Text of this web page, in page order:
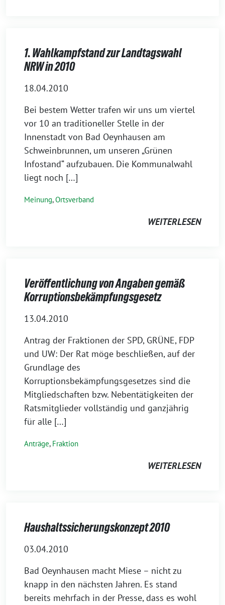
1. Wahlkampfstand zur Landtagswahl
NRW in 2010
18.04.2010
Bei bestem Wetter trafen wir uns um viertel
vor 10 an traditioneller Stelle in der
Innenstadt von Bad Oeynhausen am
Schweinbrunnen, um unseren „Grünen
Infostand“ aufzubauen. Die Kommunalwahl
liegt noch […]
Meinung,Ortsverband
WEITERLESEN
Veröffentlichung von Angaben gemäß
Korruptionsbekämpfungsgesetz
13.04.2010
Antrag der Fraktionen der SPD, GRÜNE, FDP
und UW: Der Rat möge beschließen, auf der
Grundlage des
Korruptionsbekämpfungsgesetzes sind die
Mitgliedschaften bzw. Nebentätigkeiten der
Ratsmitglieder vollständig und ganzjährig
für alle […]
Anträge, Fraktion
WEITERLESEN
Haushaltssicherungskonzept 2010
03.04.2010
Bad Oeynhausen macht Miese – nicht zu
knapp in den nächsten Jahren. Es stand
bereits mehrfach in der Presse, dass es wohl